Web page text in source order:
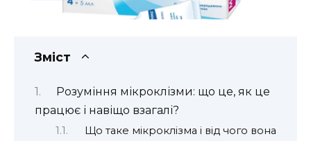
Зміст
Розуміння мікроклізми: що це, як це
працює і навіщо взагалі?
Що таке мікроклізма і від чого вона